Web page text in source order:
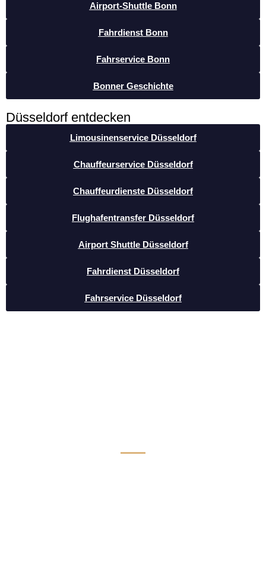
Airport-Shuttle Bonn
Fahrdienst Bonn
Fahrservice Bonn
Bonner Geschichte
Düsseldorf entdecken
Limousinenservice Düsseldorf
Chauffeurservice Düsseldorf
Chauffeurdienste Düsseldorf
Flughafentransfer Düsseldorf
Airport Shuttle Düsseldorf
Fahrdienst Düsseldorf
Fahrservice Düsseldorf